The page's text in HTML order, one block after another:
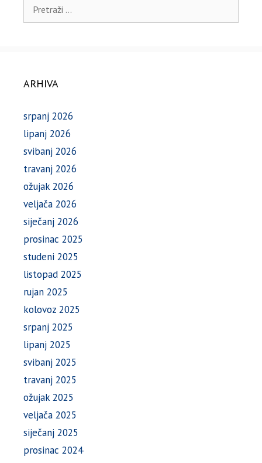
ARHIVA
srpanj 2026
lipanj 2026
svibanj 2026
travanj 2026
ožujak 2026
veljača 2026
siječanj 2026
prosinac 2025
studeni 2025
listopad 2025
rujan 2025
kolovoz 2025
srpanj 2025
lipanj 2025
svibanj 2025
travanj 2025
ožujak 2025
veljača 2025
siječanj 2025
prosinac 2024